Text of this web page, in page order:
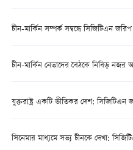
চীন-মার্কিন সম্পর্ক সম্বন্ধে সিজিটিএন জরিপ
চীন-মার্কিন নেতাদের বৈঠকে নিবিড় নজর
যুক্তরাষ্ট্র একটি ভীতিকর দেশ: সিজিটিএন
সিনেমার মাধ্যমে সভ্য চীনকে দেখা: